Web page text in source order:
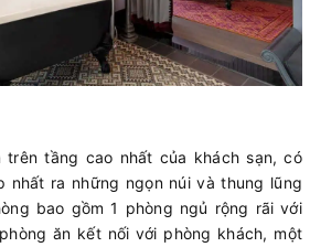
trên tầng cao nhất của khách sạn, có
nhất ra những ngọn núi và thung lũng
bao gồm 1 phòng ngủ rộng rãi với
ăn kết nối với phòng khách, một